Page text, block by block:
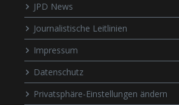
JPD News
Journalistische Leitlinien
Impressum
Datenschutz
Privatsphäre-Einstellungen ändern